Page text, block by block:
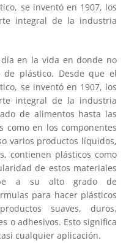
se inventó en 1907, los
integral de la industria
en la vida en donde no
plástico. Desde que el
se inventó en 1907, los
integral de la industria
de alimentos hasta las
como en los componentes
varios productos líquidos,
contienen plásticos como
de estos materiales
a su alto grado de
para hacer plásticos
suaves, duros,
o adhesivos. Esto significa
cualquier aplicación.